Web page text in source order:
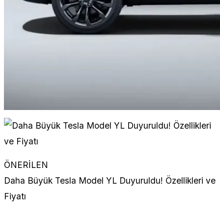
ÖNERİLEN
Daha Büyük Tesla Model YL Duyuruldu! Özellikleri ve
Fiyatı